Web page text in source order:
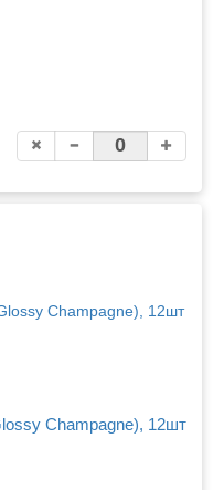
Champagne), 12шт